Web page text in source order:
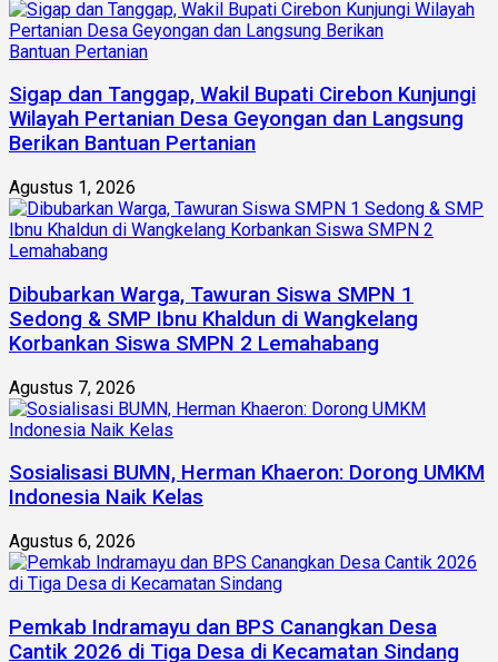
Sigap dan Tanggap, Wakil Bupati Cirebon Kunjungi
Wilayah Pertanian Desa Geyongan dan Langsung
Berikan Bantuan Pertanian
Agustus 1, 2026
Dibubarkan Warga, Tawuran Siswa SMPN 1
Sedong & SMP Ibnu Khaldun di Wangkelang
Korbankan Siswa SMPN 2 Lemahabang
Agustus 7, 2026
Sosialisasi BUMN, Herman Khaeron: Dorong UMKM
Indonesia Naik Kelas
Agustus 6, 2026
Pemkab Indramayu dan BPS Canangkan Desa
Cantik 2026 di Tiga Desa di Kecamatan Sindang